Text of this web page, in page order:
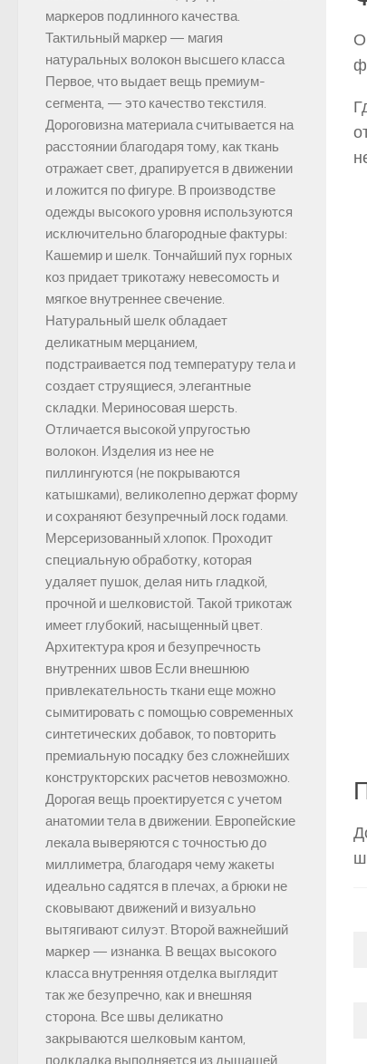
маркеров подлинного качества.
Тактильный маркер — магия
натуральных волокон высшего класса
Первое, что выдает вещь премиум-
сегмента, — это качество текстиля.
Дороговизна материала считывается на
расстоянии благодаря тому, как ткань
отражает свет, драпируется в движении
и ложится по фигуре. В производстве
одежды высокого уровня используются
исключительно благородные фактуры:
Кашемир и шелк. Тончайший пух горных
коз придает трикотажу невесомость и
мягкое внутреннее свечение.
Натуральный шелк обладает
деликатным мерцанием,
подстраивается под температуру тела и
создает струящиеся, элегантные
складки. Мериносовая шерсть.
Отличается высокой упругостью
волокон. Изделия из нее не
пиллингуются (не покрываются
катышками), великолепно держат форму
и сохраняют безупречный лоск годами.
Мерсеризованный хлопок. Проходит
специальную обработку, которая
удаляет пушок, делая нить гладкой,
прочной и шелковистой. Такой трикотаж
имеет глубокий, насыщенный цвет.
Архитектура кроя и безупречность
внутренних швов Если внешнюю
привлекательность ткани еще можно
сымитировать с помощью современных
синтетических добавок, то повторить
премиальную посадку без сложнейших
конструкторских расчетов невозможно.
Дорогая вещь проектируется с учетом
анатомии тела в движении. Европейские
лекала выверяются с точностью до
миллиметра, благодаря чему жакеты
идеально садятся в плечах, а брюки не
сковывают движений и визуально
вытягивают силуэт. Второй важнейший
маркер — изнанка. В вещах высокого
класса внутренняя отделка выглядит
так же безупречно, как и внешняя
сторона. Все швы деликатно
закрываются шелковым кантом,
подкладка выполняется из дышащей